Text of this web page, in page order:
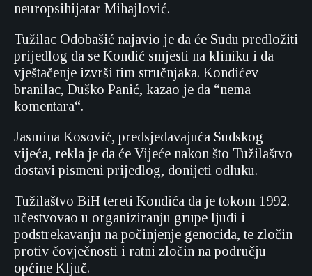
neuropsihijatar Mihajlović.
Tužilac Odobašić najavio je da će Sudu predložiti
prijedlog da se Kondić smjesti na kliniku i da
vještačenje izvrši tim stručnjaka. Kondićev
branilac, Duško Panić, kazao je da “nema
komentara“.
Jasmina Kosović, predsjedavajuća Sudskog
vijeća, rekla je da će Vijeće nakon što Tužilaštvo
dostavi pismeni prijedlog, donijeti odluku.
Tužilaštvo BiH tereti Kondića da je tokom 1992.
učestvovao u organiziranju grupe ljudi i
podstrekavanju na počinjenje genocida, te zločin
protiv čovječnosti i ratni zločin na području
općine Ključ.